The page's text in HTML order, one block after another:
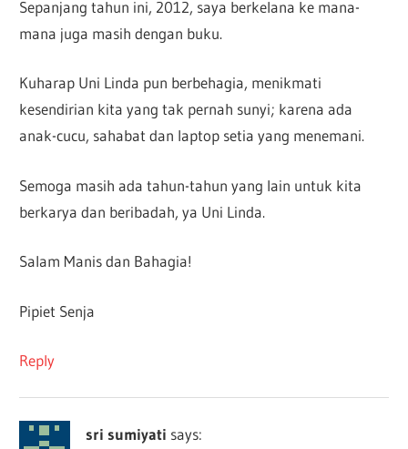
Sepanjang tahun ini, 2012, saya berkelana ke mana-
mana juga masih dengan buku.
Kuharap Uni Linda pun berbehagia, menikmati
kesendirian kita yang tak pernah sunyi; karena ada
anak-cucu, sahabat dan laptop setia yang menemani.
Semoga masih ada tahun-tahun yang lain untuk kita
berkarya dan beribadah, ya Uni Linda.
Salam Manis dan Bahagia!
Pipiet Senja
Reply
sri sumiyati says: